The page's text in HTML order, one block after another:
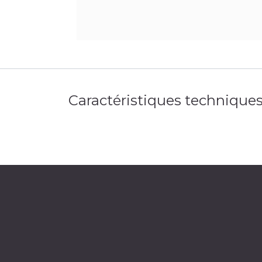
Caractéristiques